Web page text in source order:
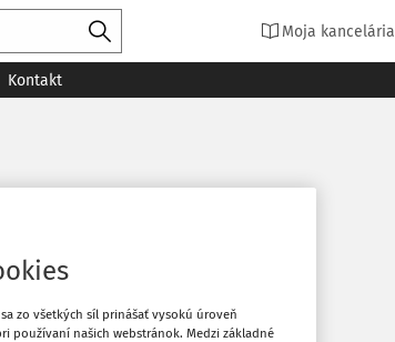
Moja kancelária
Kontakt
Prihláste sa
Vytlačiť
zo všetkých síl prinášať vysokú úroveň
používaní našich webstránok. Medzi základné